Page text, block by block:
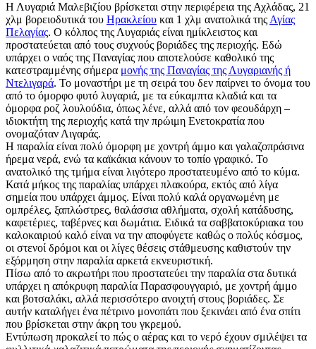
Η Λυγαριά Μαλεβιζίου βρίσκεται στην περιφέρεια της Αχλάδας, 21
χλμ βορειοδυτικά του Ηρακλείου και 1 χλμ ανατολικά της Αγίας
Πελαγίας. Ο κόλπος της Λυγαριάς είναι ημίκλειστος και
προστατεύεται από τους συχνούς βοριάδες της περιοχής. Εδώ
υπάρχει ο ναός της Παναγίας που αποτελούσε καθολικό της
κατεστραμμένης σήμερα μονής της Παναγίας της Λυγαριανής ή
Ντελιγαρά. Το μοναστήρι με τη σειρά του δεν παίρνει το όνομα του
από το όμορφο φυτό λυγαριά, με τα εύκαμπτα κλαδιά και τα
όμορφα ροζ λουλούδια, όπως λένε, αλλά από τον φεουδάρχη –
ιδιοκτήτη της περιοχής κατά την πρώιμη Ενετοκρατία που
ονομαζόταν Λιγαράς.
Η παραλία είναι πολύ όμορφη με χοντρή άμμο και γαλαζοπράσινα
ήρεμα νερά, ενώ τα καϊκάκια κάνουν το τοπίο γραφικό. Το
ανατολικό της τμήμα είναι λιγότερο προστατευμένο από το κύμα.
Κατά μήκος της παραλίας υπάρχει πλακούρα, εκτός από λίγα
σημεία που υπάρχει άμμος. Είναι πολύ καλά οργανωμένη με
ομπρέλες, ξαπλώστρες, θαλάσσια αθλήματα, σχολή κατάδυσης,
καφετέριες, ταβέρνες και δωμάτια. Ειδικά τα σαββατοκύριακα του
καλοκαιριού καλό είναι να την αποφύγετε καθώς ο πολύς κόσμος,
οι στενοί δρόμοι και οι λίγες θέσεις στάθμευσης καθιστούν την
εξόρμηση στην παραλία αρκετά εκνευριστική.
Πίσω από το ακρωτήρι που προστατεύει την παραλία στα δυτικά
υπάρχει η απόκρυφη παραλία Παρασφουγγαριό, με χοντρή άμμο
και βοτσαλάκι, αλλά περισσότερο ανοιχτή στους βοριάδες. Σε
αυτήν καταλήγει ένα πέτρινο μονοπάτι που ξεκινάει από ένα σπίτι
που βρίσκεται στην άκρη του γκρεμού.
Εντύπωση προκαλεί το πώς ο αέρας και το νερό έχουν σμιλέψει τα